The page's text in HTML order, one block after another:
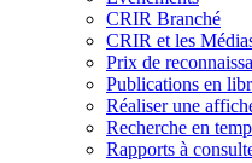
CRIR Branché
CRIR et les
Prix de
Publications en
Réaliser une
Recherche en
Rapports à